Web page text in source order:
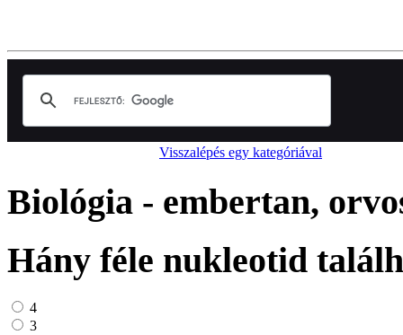
Visszalépés egy kategóriával
Biológia - embertan,
Hány féle nukleotid
4
3